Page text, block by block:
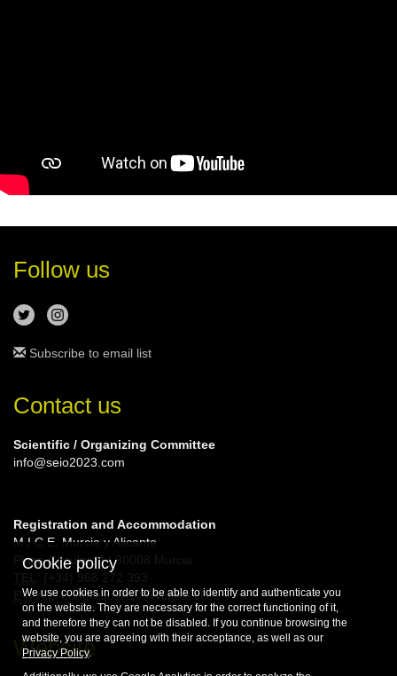
Follow us
Subscribe to email list
Contact us
Scientific / Organizing Committee
info@seio2023.com
Registration and Accommodation
M.I.C.E. Murcia y Alicante
Plaza Circular, 4 | 30008 Murcia
E-MAIL: congresosA10@viajeseci.es
Website
Cookie policy
We use cookies in order to be able to identify and authenticate you
on the website. They are necessary for the correct functioning of it,
and therefore they can not be disabled. If you continue browsing the
website, you are agreeing with their acceptance, as well as our
Privacy Policy.